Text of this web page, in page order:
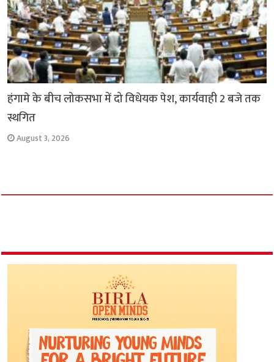
हंगामे के बीच लोकसभा में दो विधेयक पेश, कार्यवाही 2 बजे तक
स्थगित
August 3, 2026